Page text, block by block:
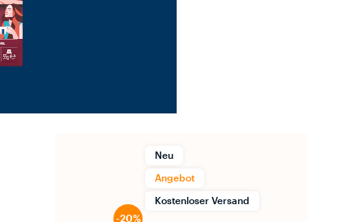
Neu
Angebot
Kostenloser Versand
-20%